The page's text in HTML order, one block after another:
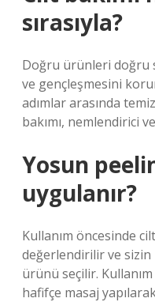
sırasıyla?
Doğru ürünleri doğru
ve gençleşmesini
adımlar arasında
bakımı, nemlendirici
Yosun
uygulanır?
Kullanım öncesinde
değerlendirilir ve
ürünü seçilir.
hafifçe masaj